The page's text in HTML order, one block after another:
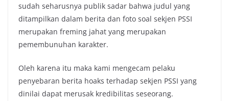
sudah seharusnya publik sadar bahwa judul yang
ditampilkan dalam berita dan foto soal sekjen PSSI
merupakan freming jahat yang merupakan
pemembunuhan karakter.
Oleh karena itu maka kami mengecam pelaku
penyebaran berita hoaks terhadap sekjen PSSI yang
dinilai dapat merusak kredibilitas seseorang.